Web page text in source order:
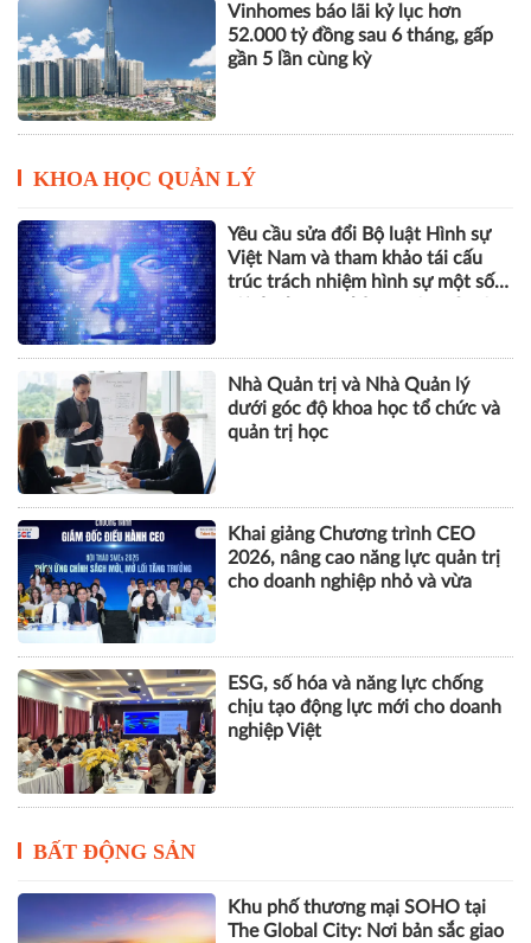
Vinhomes báo lãi kỷ lục hơn
52.000 tỷ đồng sau 6 tháng, gấp
gần 5 lần cùng kỳ
KHOA HỌC QUẢN LÝ
Yêu cầu sửa đổi Bộ luật Hình sự
Việt Nam và tham khảo tái cấu
trúc trách nhiệm hình sự một số
Nhà Quản trị và Nhà Quản lý
dưới góc độ khoa học tổ chức và
quản trị học
Khai giảng Chương trình CEO
2026, nâng cao năng lực quản trị
cho doanh nghiệp nhỏ và vừa
ESG, số hóa và năng lực chống
chịu tạo động lực mới cho doanh
nghiệp Việt
BẤT ĐỘNG SẢN
Khu phố thương mại SOHO tại
The Global City: Nơi bản sắc giao